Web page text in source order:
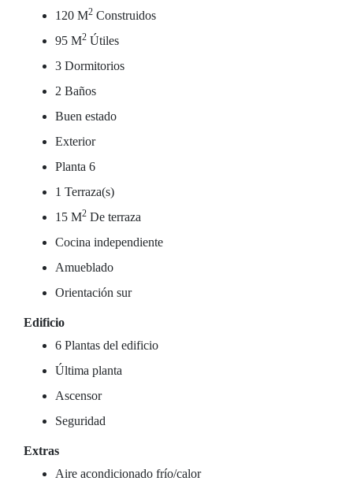
120 M2 Construidos
95 M2 Útiles
3 Dormitorios
2 Baños
Buen estado
Exterior
Planta 6
1 Terraza(s)
15 M2 De terraza
Cocina independiente
Amueblado
Orientación sur
Edificio
6 Plantas del edificio
Última planta
Ascensor
Seguridad
Extras
Aire acondicionado frío/calor